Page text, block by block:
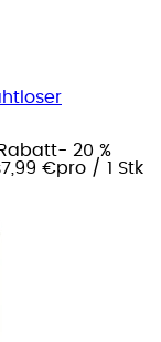
Rabatt- 20 %
7,99 €pro / 1 Stk